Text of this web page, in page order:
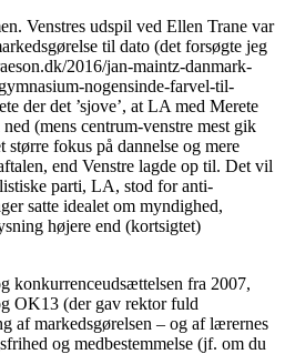
Venstres udspil ved Ellen Trane var
til dato (det forsøgte jeg
2016/jan-maintz-danmark-
nogensinde-farvel-til-
der det ’sjove’, at LA med Merete
(mens centrum-venstre mest gik
fokus på dannelse og mere
end Venstre lagde op til. Det vil
parti, LA, stod for anti-
satte idealet om myndighed,
højere end (kortsigtet)
konkurrenceudsættelsen fra 2007,
OK13 (der gav rektor fuld
af markedsgørelsen – og af lærernes
og medbestemmelse (jf. om du